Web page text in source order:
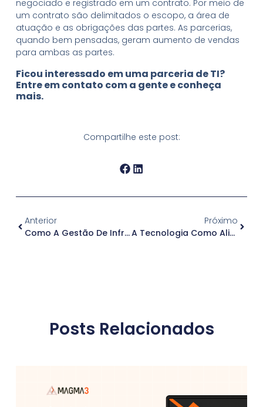
negociado e registrado em um contrato. Por meio de
um contrato são delimitados o escopo, a área de
atuação e as obrigações das partes. As parcerias,
quando bem pensadas, geram aumento de vendas
para ambas as partes.
Ficou interessado em uma parceria de TI?
Entre em contato com a gente e conheça
mais.
Compartilhe este post:
Anterior
Como A Gestão De Infraestrutura De TI Agrega Na Vida Útil Dos Equipamentos?
Próximo
A Tecnologia Como Aliada No Controle De Ativos De TI Das Empresas
Posts Relacionados